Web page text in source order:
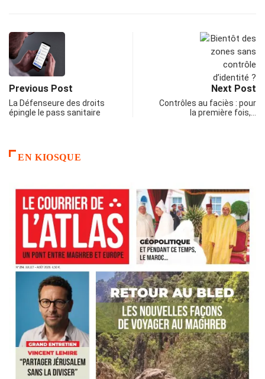
Previous Post
La Défenseure des droits
épingle le pass sanitaire
Next Post
Contrôles au faciès : pour
la première fois,…
EN KIOSQUE